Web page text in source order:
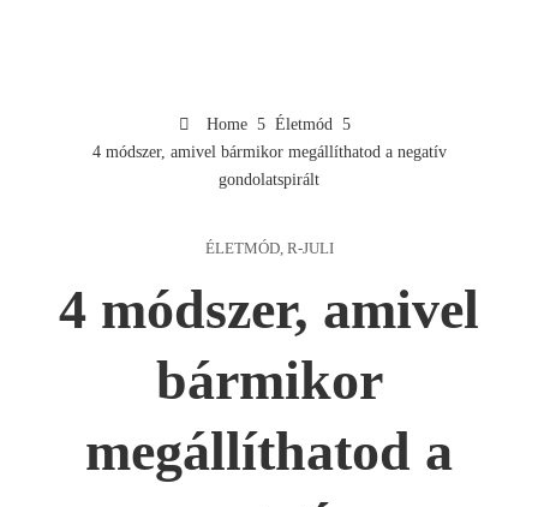
Home
Életmód
4 módszer, amivel bármikor megállíthatod a negatív
gondolatspirált
ÉLETMÓD, R-JULI
4 módszer, amivel
bármikor
megállíthatod a